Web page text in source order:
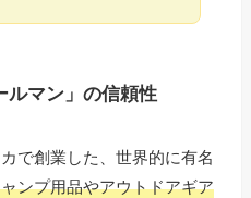
ルマン」の信頼性
で創業した、世界的に有名
ンプ用品やアウトドアギア